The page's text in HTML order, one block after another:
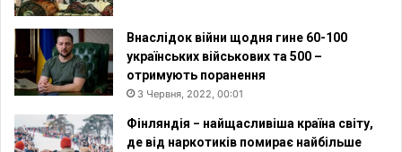
Внаслідок війни щодня гине 60-100
українських військових та 500 –
отримують поранення
3 Червня, 2022, 00:01
Фінляндія − найщасливіша країна світу,
де від наркотиків помирає найбільше